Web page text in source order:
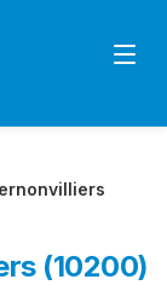
(10200)